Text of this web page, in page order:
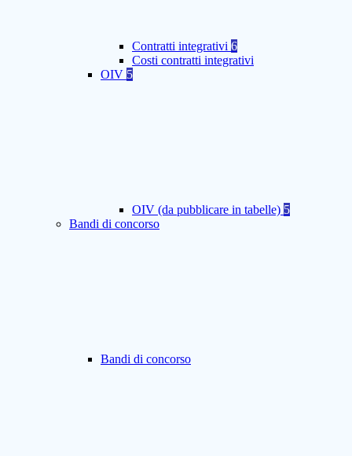
Contratti integrativi 6
Costi contratti integrativi
OIV 5
OIV (da pubblicare in tabelle) 5
Bandi di concorso
Bandi di concorso